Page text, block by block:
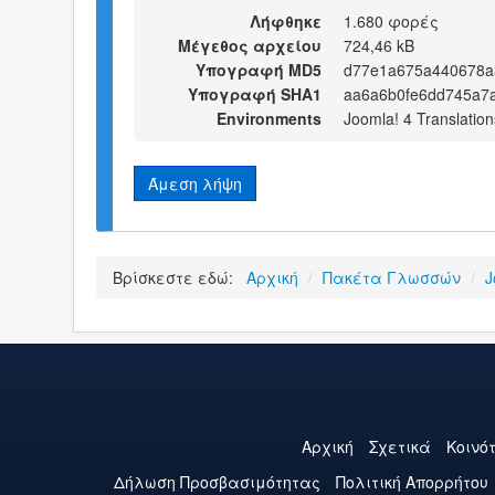
Λήφθηκε
1.680 φορές
Μέγεθος αρχείου
724,46 kB
Υπογραφή MD5
Υπογραφή SHA1
Environments
Joomla! 4
Άμεση λήψη
Βρίσκεστε εδώ: Αρχική / Πακέτα Γλωσσών /
Αρχική Σχετικά
Δήλωση Προσβασιμότητας
Πολιτική Aπορρήτου